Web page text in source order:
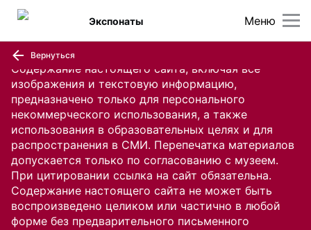
Содержание настоящего сайта, включая все
изображения и текстовую информацию,
предназначено только для персонального
некоммерческого использования, а также
использования в образовательных целях и для
распространения в СМИ. Перепечатка материалов
допускается только по согласованию с музеем.
При цитировании ссылка на сайт обязательна.
Содержание настоящего сайта не может быть
воспроизведено целиком или частично в любой
форме без предварительного письменного
Меню
Экспонаты
Вернуться